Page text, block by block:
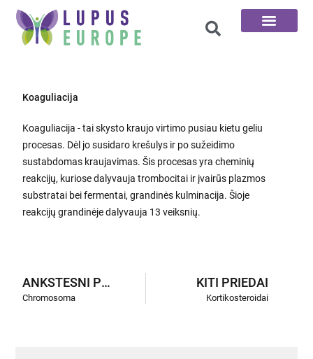
Koaguliacija
Koaguliacija - tai skysto kraujo virtimo pusiau kietu geliu
procesas. Dėl jo susidaro krešulys ir po sužeidimo
sustabdomas kraujavimas. Šis procesas yra cheminių
reakcijų, kuriose dalyvauja trombocitai ir įvairūs plazmos
substratai bei fermentai, grandinės kulminacija. Šioje
reakcijų grandinėje dalyvauja 13 veiksnių.
ANKSTESNI PRIEDAI
Chromosoma
KITI PRIEDAI
Kortikosteroidai